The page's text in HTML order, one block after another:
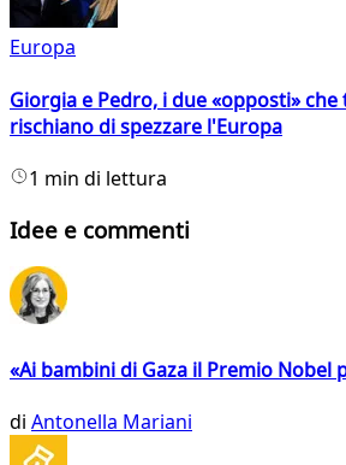
Europa
Giorgia e Pedro, i due «opposti»
rischiano di spezzare l'Europa
1 min di lettura
Idee e commenti
«Ai bambini di Gaza il Premio Nobel
di Antonella Mariani